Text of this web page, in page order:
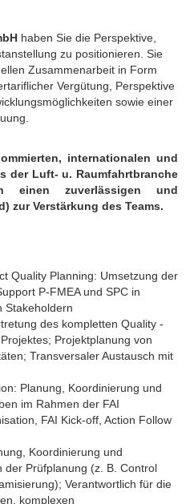
haben Sie die Perspektive,
zu positionieren. Sie
Zusammenarbeit in Form
Vergütung, Perspektive
sowie einer
internationalen und
der Luft- u. Raumfahrtbranche
einen zuverlässigen und
zur Verstärkung des Teams.
Quality Planning: Umsetzung der
P-FMEA und SPC in
Stakeholdern
des kompletten Quality -
Projektplanung von
Transversaler Austausch mit
Planung, Koordinierung und
im Rahmen der FAI
FAI Kick-off, Action Follow
Koordinierung und
der Prüfplanung (z. B. Control
Verantwortlich für die
komplexen